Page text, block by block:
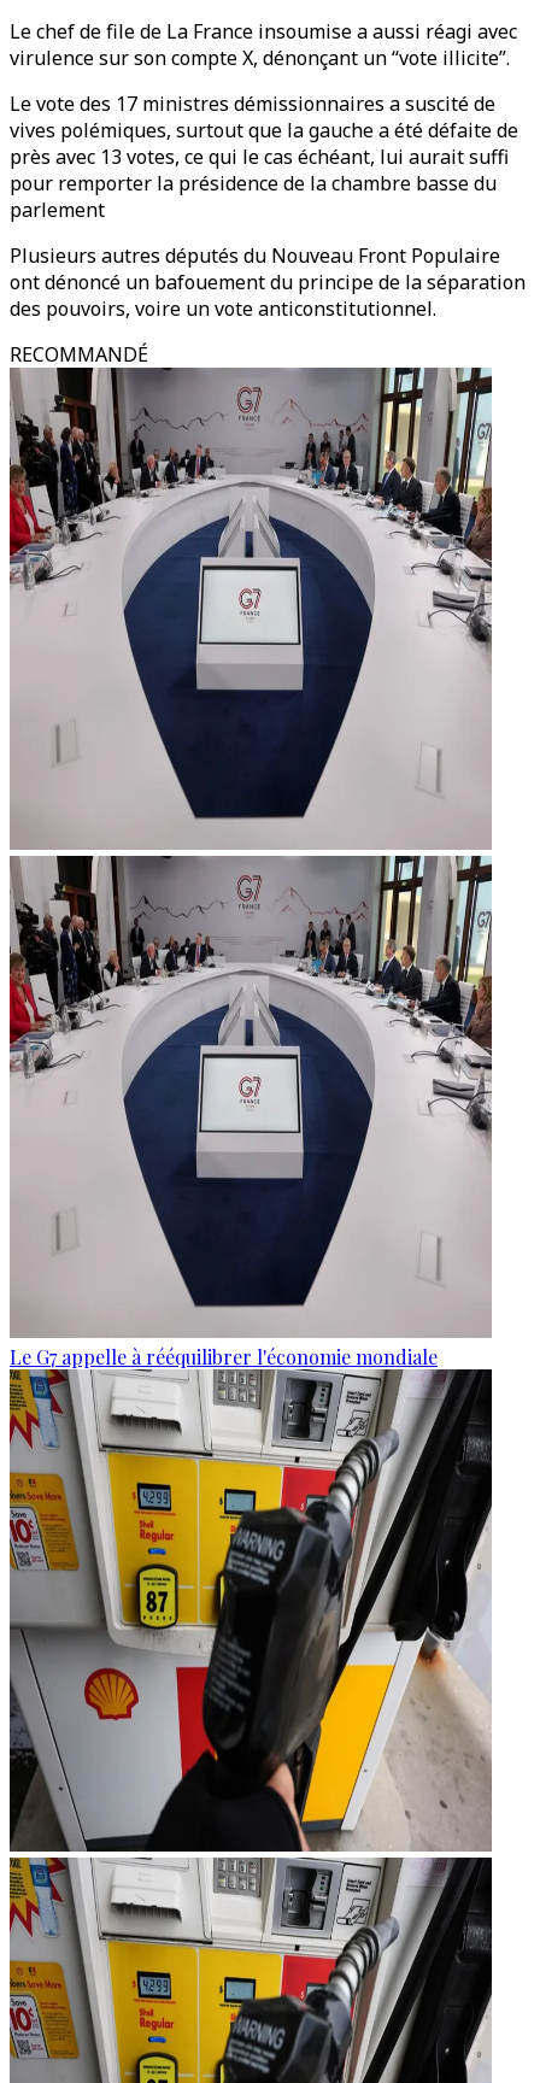
Le chef de file de La France insoumise a aussi réagi avec
virulence sur son compte X, dénonçant un “vote illicite”.
Le vote des 17 ministres démissionnaires a suscité de
vives polémiques, surtout que la gauche a été défaite de
près avec 13 votes, ce qui le cas échéant, lui aurait suffi
pour remporter la présidence de la chambre basse du
parlement
Plusieurs autres députés du Nouveau Front Populaire
ont dénoncé un bafouement du principe de la séparation
des pouvoirs, voire un vote anticonstitutionnel.
RECOMMANDÉ
Le G7 appelle à rééquilibrer l'économie mondiale